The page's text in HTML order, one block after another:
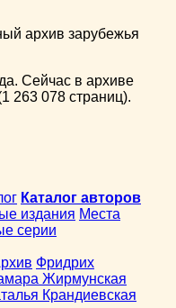
архив зарубежья
Сейчас в архиве
263 078 страниц).
Каталог авторов
издания Места
серии
Фридрих
Жирмунская
Крандиевская